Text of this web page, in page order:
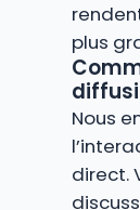
plus
Nous
direct.